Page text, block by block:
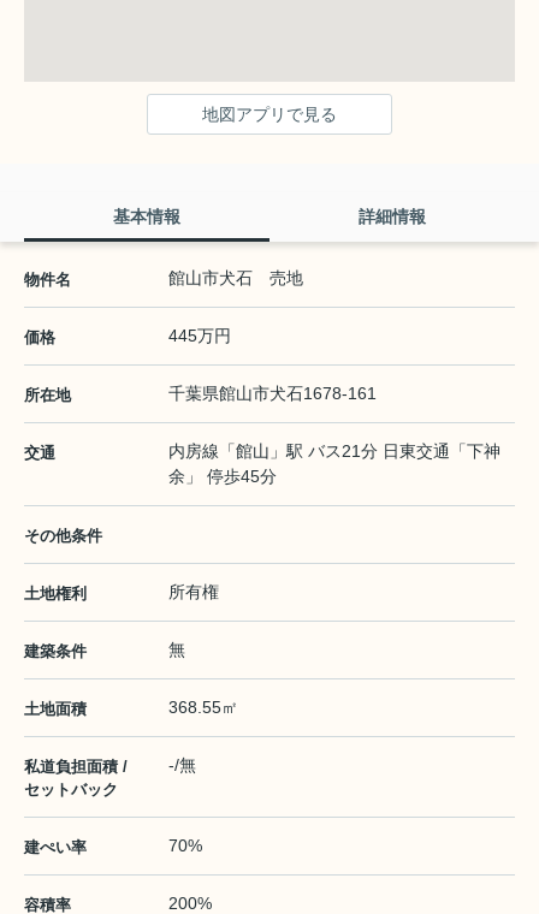
地図アプリで見る
基本情報 詳細情報
物件名 館山市犬石 売地
価格 445万円
所在地 千葉県館山市犬石1678-161
交通 内房線 「館山 」駅 バス21分 日東交通「下神
余」 停歩45分
その他条件
土地権利 所有権
建築条件 無
土地面積 368.55㎡
私道負担面積 /
セットバック
-/無
建ぺい率 70%
容積率 200%